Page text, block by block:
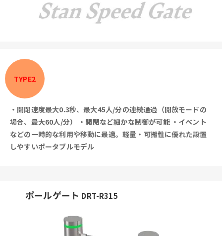
TYPE2
・開閉速度最大0.3秒、最大45人/分の連続通過（開放モードの
場合、最大60人/分）
・開閉など細かな制御が可能 ・イベント
などの一時的な利用や移動に最適。軽量・可搬性に優れた設置
しやすいポータブルモデル
ポールゲート DRT-R315